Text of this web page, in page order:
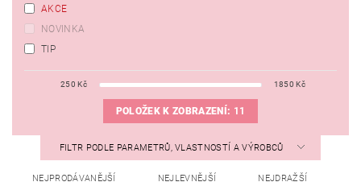
AKCE
NOVINKA
TIP
250 Kč 1850 Kč
POLOŽEK K ZOBRAZENÍ: 11
FILTR PODLE PARAMETRŮ, VLASTNOSTÍ A VÝROBCŮ
NEJPRODÁVANĚJŠÍ NEJLEVNĚJŠÍ NEJDRAŽŠÍ